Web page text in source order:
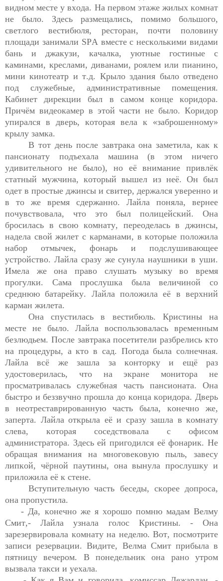
видном месте у входа. На первом этаже жилых комнат
не было. Здесь размещались, помимо большого,
светлого вестибюля, ресторан, почти половину
площади занимали SPA вместе с несколькими видами
бань и джакузи, качалка,
каминами, креслами, диванами, роялем или пианино,
мини кинотеатр и т.д. Крыло здания было отведено
под служебные, административные помещения.
Кабинет дирекции был в самом конце коридора.
Причём видеокамер в этой части не было. Коридор
упирался в дверь, которая вела к «заброшенному»
крылу замка.
В тот день после завтрака она заметила, как к
пансионату подъехала машина (в этом ничего
удивительного не было), но её внимание привлёк
статный мужчина, который вышел из неё. Он был
одет в простые джинсы и свитер, держался уверенно и
в то же время сдержанно. Лайла поняла, вернее
почувствовала, что это был полицейский. Она
бросилась в свою комнату, переоделась в джинсы,
надела свой жилет с карманами, в которые положила
набор отмычек, фонарь и подслушивающее
устройство. Лайла сразу же сунула наушники в уши.
Имела же она право слушать музыку во время
прогулки. Сама прослушка была величиной со
среднюю батарейку. Лайла положила её в верхний
карман жилета.
Она спустилась в вестибюль. Кристины на
месте не было. Лайла воспользовалась временным
безлюдьем. После завтрака посетители разбрелись кто
на процедуры, а кто в сад. Погода была солнечная.
Лайла всё же зашла за конторку и ещё раз
удостоверилась, что на экране монитора не
просматривалась служебная часть пансионата. Она
быстро и беззвучно прошла до конца коридора. Дверь
в неотреставрированную часть была, конечно же,
заперта. Лайла открыла её и сразу зашла в комнату
слева, которая соседствовала с офисом
администратора. Здесь ей пригодился её фонарик. Не
обращая внимания на многовековую пыль, завесу
липкой, чёрной паутины, она вынула прослушку и
приложила её к стене.
Вступительную часть беседы, скорее допроса,
она пропустила.
- Да, конечно же я хорошо помню мадам Велму
Смит,- Лайла узнала голос Кристины. - Она
зарезервировала комнату на неделю. Вот, посмотрите
записи резервации. Видите, Велма Смит прибыла в
пятницу вечером. В понедельник она рано утром
вызвала такси и уехала.